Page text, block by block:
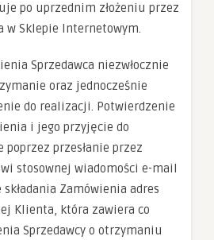
po uprzednim złożeniu przez
w Sklepie Internetowym.
Sprzedawca niezwłocznie
oraz jednocześnie
do realizacji. Potwierdzenie
i jego przyjęcie do
przesłanie przez
stosownej wiadomości e-mail
Zamówienia adres
Klienta, która zawiera co
Sprzedawcy o otrzymaniu